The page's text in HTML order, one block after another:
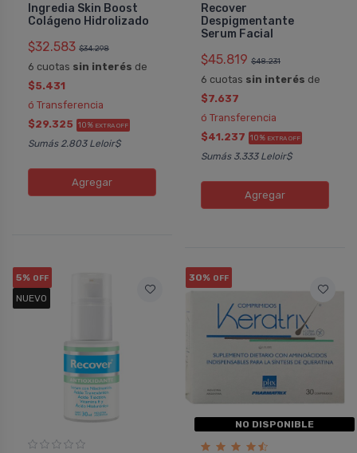
Ingredia Skin Boost
Colágeno Hidrolizado
$32.583 $34.298
6 cuotas sin interés de
$5.431
ó Transferencia
$29.325 10% EXTRA OFF
Sumás 2.803 Leloir$
Agregar
Recover
Despigmentante
Serum Facial
$45.819 $48.231
6 cuotas sin interés de
$7.637
ó Transferencia
$41.237 10% EXTRA OFF
Sumás 3.333 Leloir$
Agregar
5% OFF
NUEVO
30% OFF
NO DISPONIBLE